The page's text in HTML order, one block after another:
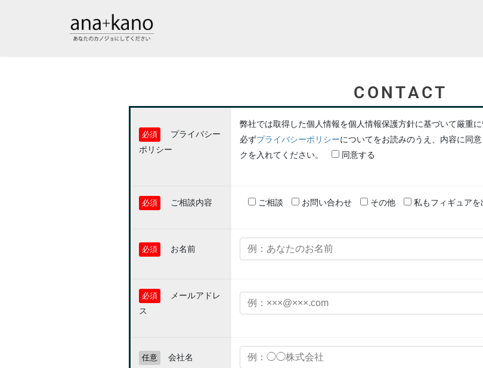
CONTACT
必須
プライバシー
ポリシー
弊社では取得した個人情報を個人情報保護方針に基づいて厳重に
必ずプライバシーポリシーについてをお読みのうえ、内容に同
クを入れてください。
同意する
必須 ご相談内容 ご相談 お問い合わせ その他 私もフィギュアを
必須 お名前
必須
メールアドレ
ス
任意 会社名